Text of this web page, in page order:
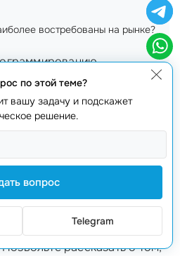
востребованы на рынке?
и SMM являются самыми
сертификации:
успеха и
каково это —
и войти в мир
рассказать о том,
по этой теме?
вашу задачу и подскажет
решение.
вопрос
Telegram